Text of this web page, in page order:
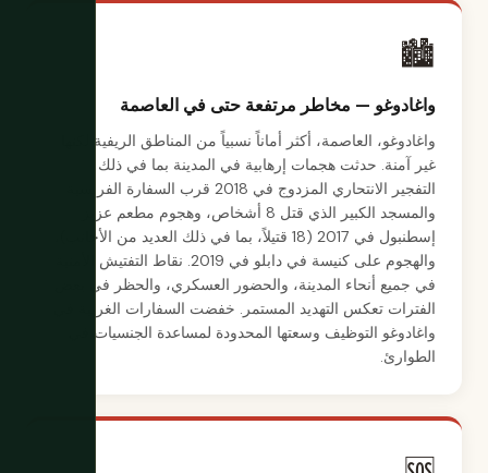
🏙️
واغادوغو — مخاطر مرتفعة حتى في العاصمة
واغادوغو، العاصمة، أكثر أماناً نسبياً من المناطق الريفية لكنها
غير آمنة. حدثت هجمات إرهابية في المدينة بما في ذلك
التفجير الانتحاري المزدوج في 2018 قرب السفارة الفرنسية
والمسجد الكبير الذي قتل 8 أشخاص، وهجوم مطعم عزيز
إسطنبول في 2017 (18 قتيلاً، بما في ذلك العديد من الأجانب)،
والهجوم على كنيسة في دابلو في 2019. نقاط التفتيش الأمنية
في جميع أنحاء المدينة، والحضور العسكري، والحظر في بعض
الفترات تعكس التهديد المستمر. خفضت السفارات الغربية في
واغادوغو التوظيف وسعتها المحدودة لمساعدة الجنسيات في
الطوارئ.